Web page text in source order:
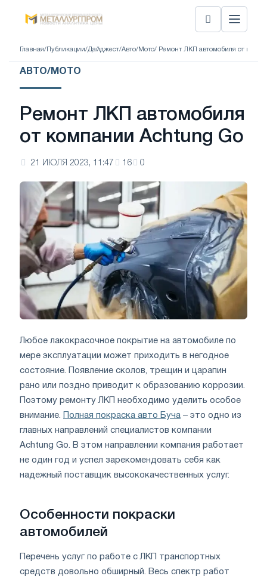
Главная/ Публикации/Дайджест/Авто/Мото/ Ремонт ЛКП автомобиля от
АВТО/МОТО
Ремонт ЛКП автомобиля
от компании Achtung Go
21 ИЮЛЯ 2023, 11:47 16 0
Любое лакокрасочное покрытие на автомобиле по
мере эксплуатации может приходить в негодное
состояние. Появление сколов, трещин и царапин
рано или поздно приводит к образованию коррозии.
Поэтому ремонту ЛКП необходимо уделить особое
внимание.
Полная покраска авто Буча – это одно из
главных направлений специалистов компании
Achtung Go. В этом направлении компания работает
не один год и успел зарекомендовать себя как
надежный поставщик высококачественных услуг.
Особенности покраски
автомобилей
Перечень услуг по работе с ЛКП транспортных
средств довольно обширный. Весь спектр работ